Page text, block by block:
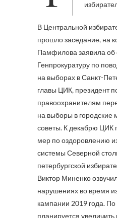
В Центральной
прошло заседание, на
Памфилова заявила
Генпрокуратуру по
на выборах в Санкт-
главы ЦИК, президент
правоохранителям
на выборы в городские
советы. К декабрю ЦИК
мер по оздоровлению
системы Северной
петербургской
Виктор Миненко
нарушениях во время
кампании 2019 года. По
планируется увеличить